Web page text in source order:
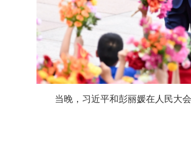
当晚，习近平和彭丽媛在人民大